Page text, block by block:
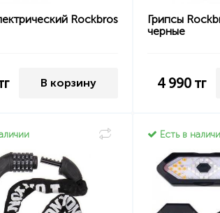
Rockbros
В корзину
Грипсы
черные
4 990 тг
Есть в